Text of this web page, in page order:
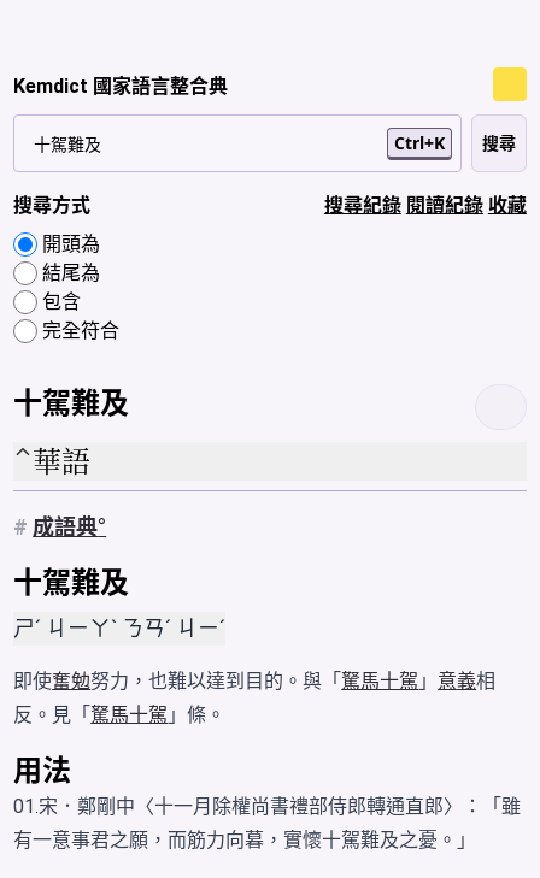
Kemdict 國家語言整合典
Ctrl+K
搜尋方式
開頭為
結尾為
包含
完全符合
搜尋紀錄 閱讀紀錄 收藏
十駕難及
華語
# 成語典
十駕難及
ㄕˊ ㄐㄧㄚˋ ㄋㄢˊ ㄐㄧˊ
即使奮勉努力，也難以達到目的。與「駑馬十駕 」 意義相
反。見「駑馬十駕 」條。
用法
01.宋．鄭剛中〈十一月除權尚書禮部侍郎轉通直郎〉：「雖
有一意事君之願，而筋力向暮，實懷十駕難及之憂。」